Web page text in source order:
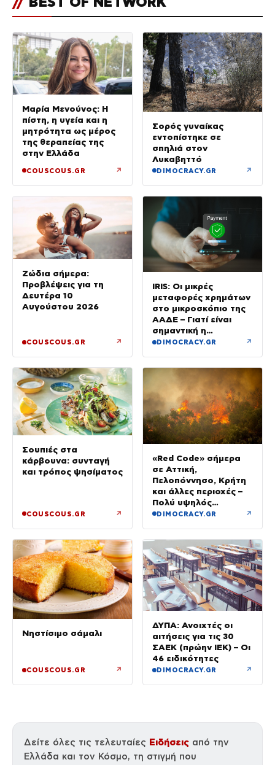
Μαρία Μενούνος: Η
πίστη, η υγεία και η
μητρότητα ως μέρος
της θεραπείας της
στην Ελλάδα
COUSCOUS.GR ↗
Σορός γυναίκας
εντοπίστηκε σε
σπηλιά στον
Λυκαβηττό
DIMOCRACY.GR ↗
Ζώδια σήμερα:
Προβλέψεις για τη
Δευτέρα 10
Αυγούστου 2026
COUSCOUS.GR ↗
IRIS: Οι μικρές
μεταφορές χρημάτων
στο μικροσκόπιο της
ΑΑΔΕ – Γιατί είναι
σημαντική η
αιτιολογία
DIMOCRACY.GR ↗
Σουπιές στα
κάρβουνα: συνταγή
και τρόπος ψησίματος
COUSCOUS.GR ↗
«Red Code» σήμερα
σε Αττική,
Πελοπόννησο, Κρήτη
και άλλες περιοχές –
Πολύ υψηλός
κίνδυνος πυρκαγιάς
DIMOCRACY.GR ↗
Νηστίσιμο σάμαλι
COUSCOUS.GR ↗
ΔΥΠΑ: Ανοιχτές οι
αιτήσεις για τις 30
ΣΑΕΚ (πρώην ΙΕΚ) – Οι
46 ειδικότητες
DIMOCRACY.GR ↗
Δείτε όλες τις τελευταίες Ειδήσεις από την
Ελλάδα και τον Κόσμο, τη στιγμή που